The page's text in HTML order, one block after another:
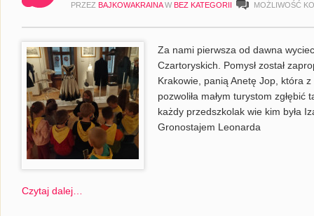
PRZEZ BAJKOWAKRAINA W BEZ KATEGORII MOŻLIWOŚĆ
Za nami pierwsza od dawna
Czartoryskich. Pomysł został
Krakowie, panią Anetę Jop, która
pozwoliła małym turystom
każdy przedszkolak wie kim była
Gronostajem Leonarda
Czytaj dalej…